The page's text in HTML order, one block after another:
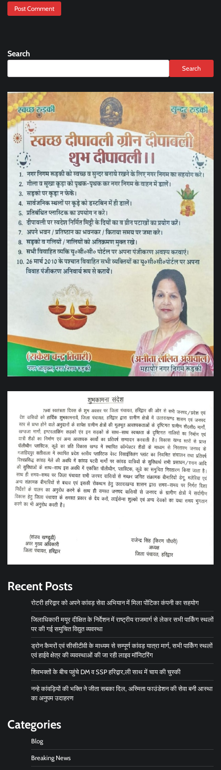
Search
Search
Recent Posts
रोटरी हरिद्वार को अपने कांवड़ सेवा अभियान में मिला पोंटिका कंपनी का सहयोग
जिलाधिकारी मयूर दीक्षित के निर्देशन में राष्ट्रीय राजमार्ग से लेकर सभी पार्किंग स्थलों
पर की गई समुचित विद्युत व्यवस्था
ड्रोन कैमरों एवं सीसीटीवी के माध्यम से सम्पूर्ण कांवड़ यात्रा मार्ग, सभी पार्किंग स्थलों
एवं हाईवे क्षेत्र की व्यवस्थाओं की जा रही लाइव मॉनिटरिंग
शिवभक्तों के बीच पहुंचे DM व SSP हरिद्वार,ली साथ में चाय की चुस्की
नन्हे कांवड़ियों की भक्ति ने जीता सबका दिल, अस्मिता फाउंडेशन की सेवा बनी आस्था
का अनुपम उदाहरण
Categories
Blog
Breaking News